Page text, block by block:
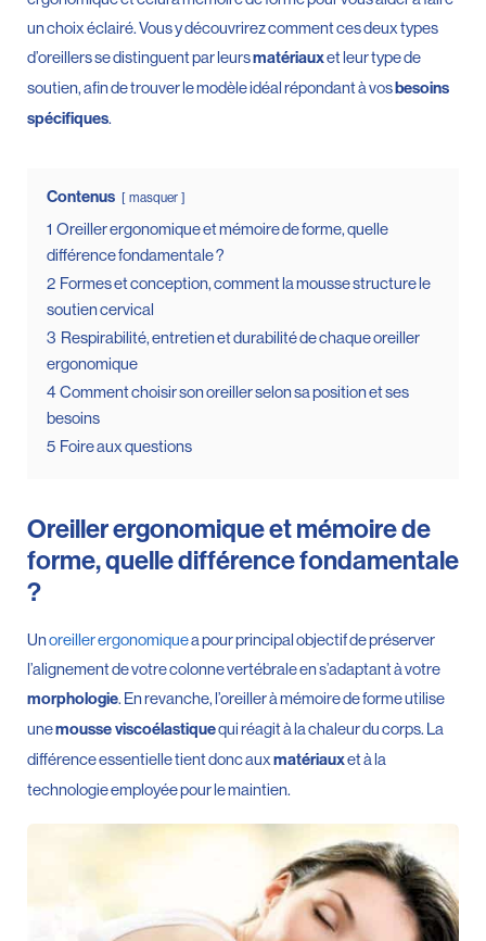
un choix éclairé. Vous y découvrirez comment ces deux types
d’oreillers se distinguent par leursmatériauxet leur type de
soutien, afin de trouver le modèle idéal répondant à vosbesoins
spécifiques.
Contenus masquer
1 Oreiller ergonomique et mémoire de forme, quelle
différence fondamentale ?
2 Formes et conception, comment la mousse structure le
soutien cervical
3 Respirabilité, entretien et durabilité de chaque oreiller
ergonomique
4 Comment choisir son oreiller selon sa position et ses
besoins
5 Foire aux questions
Oreiller ergonomique et mémoire de
forme, quelle différence fondamentale
?
Unoreiller ergonomiquea pour principal objectif de préserver
l’alignement de votre colonne vertébrale en s’adaptant à votre
morphologie. En revanche, l’oreiller à mémoire de forme utilise
unemousse viscoélastiquequi réagit à la chaleur du corps. La
différence essentielle tient donc auxmatériauxet à la
technologie employée pour le maintien.